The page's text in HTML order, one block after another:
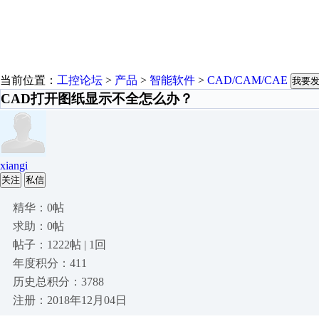
当前位置： 工控论坛 > 产品 > 智能软件 > CAD/CAM/CAE 我要
CAD打开图纸显示不全怎么办？
xiangi
关注 私信
精华：0帖
求助：0帖
帖子：1222帖 | 1回
年度积分：411
历史总积分：3788
注册：2018年12月04日